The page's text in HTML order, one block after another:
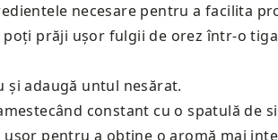
necesare pentru a facilita
prăji ușor fulgii de orez într-o
și adaugă untul nesărat.
constant cu o spatulă de
pentru a obține o aromă mai